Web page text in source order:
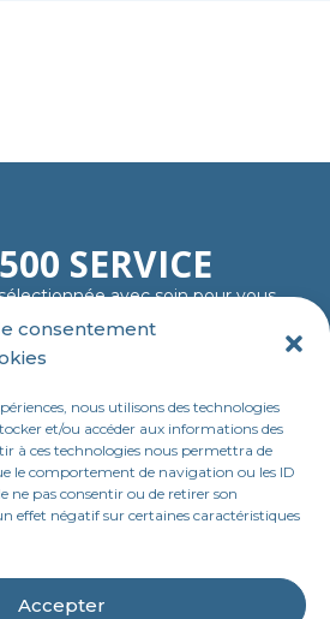
consentement
nous utilisons des technologies
et/ou accéder aux informations des
à ces technologies nous permettra de
le comportement de navigation ou les ID
ne pas consentir ou de retirer son
effet négatif sur certaines caractéristiques
Accepter
SERVICE
avec soin pour vous
et plaisir de rouler…
au premier jour.
MENU
Accueil
en ligne
LEGAL